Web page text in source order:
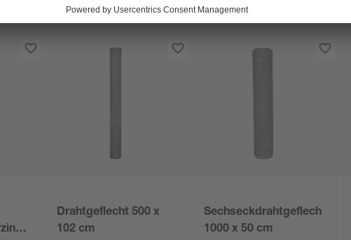
Drahtgeflecht 500 x
102 cm
Sechseckdrahtgeflecht
1000 x 50 cm